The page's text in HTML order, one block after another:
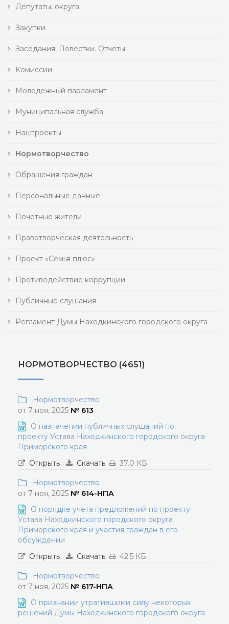
Депутаты, округа
Закупки
Заседания. Повестки. Отчеты
Комиссии
Молодежный парламент
Муниципальная служба
Нацпроекты
Нормотворчество
Обращения граждан
Персональные данные
Почетные жители
Правотворческая деятельность
Проект «Семья плюс»
Противодействие коррупции
Публичные слушания
Регламент Думы Находкинского городского округа
НОРМОТВОРЧЕСТВО (4651)
Нормотворчество
от 7 ноя, 2025 № 613
О назначении публичных слушаний по
проекту Устава Находкинского городского округа
Приморского края
Открыть
Скачать 37.0 КБ
Нормотворчество
от 7 ноя, 2025 № 614-НПА
О порядке учета предложений по проекту
Устава Находкинского городского округа
Приморского края и участия граждан в его
обсуждении
Открыть
Скачать 42.5 КБ
Нормотворчество
от 7 ноя, 2025 № 617-НПА
О признании утратившими силу некоторых
решений Думы Находкинского городского округа